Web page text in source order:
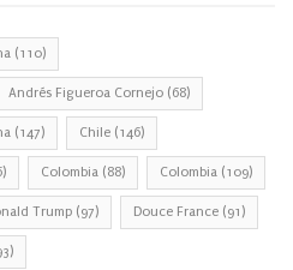
(110)
Andrés Figueroa Cornejo (68)
(147) Chile (146)
Colombia (88) Colombia (109)
Trump (97) Douce France (91)